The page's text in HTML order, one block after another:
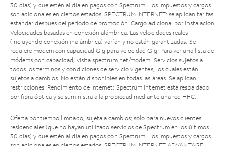
30 días) y que estén al día en pagos con Spectrum. Los impuestos y cargos
son adicionales en ciertos estados. SPECTRUM INTERNET: se aplican tarifas
estándar después del período de promoción. Cargo adicional por instalación.
Velocidades basadas en conexión alámbrica. Las velocidades reales
(incluyendo conexión inalámbrica) varían y no están garantizadas. Se
requiere módem con capacidad Gig para velocidad Gig. Para ver una lista de
módems con capacidad, visita spectrum.net/modem . Servicios sujetos a
todos los términos y condiciones de servicio vigentes, los cuales están
sujetos a cambios. No están disponibles en todas las áreas. Se aplican
restricciones. Rendimiento de Internet: Spectrum Internet está respaldado
por fibra óptica y se suministra a la propiedad mediante una red HFC.
Oferta por tiempo limitado; sujeta a cambios; solo para nuevos clientes
residenciales (que no hayan utilizado servicios de Spectrum en los últimos
30 días) y que estén al día en pagos con Spectrum. Los impuestos y cargos